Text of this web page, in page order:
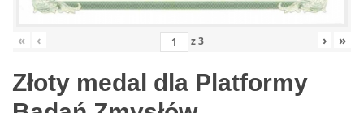
« ‹ z3 › »
Złoty medal dla Platformy